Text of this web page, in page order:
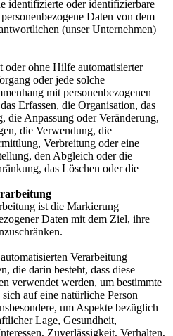
identifizierte oder identifizierbare
Daten von dem
(unser Unternehmen)
oder ohne Hilfe automatisierter
oder jede solche
mit personenbezogenen
Erfassen, die Organisation, das
die Anpassung oder Veränderung,
die Verwendung, die
Verbreitung oder eine
den Abgleich oder die
das Löschen oder die
ist die Markierung
Daten mit dem Ziel, ihre
Verarbeitung
die darin besteht, dass diese
verwendet werden, um bestimmte
auf eine natürliche Person
um Aspekte bezüglich
Lage, Gesundheit,
Zuverlässigkeit, Verhalten,